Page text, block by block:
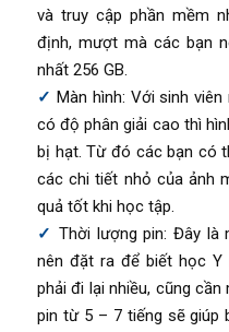
và truy cập phần mềm
định, mượt mà các bạn
nhất 256 GB.
Màn hình: Với sinh
có độ phân giải cao thì
bị hạt. Từ đó các bạn có
các chi tiết nhỏ của ảnh
quả tốt khi học tập.
Thời lượng pin: Đây là
nên đặt ra để biết học Y
phải đi lại nhiều, cũng
pin từ 5 – 7 tiếng sẽ giúp